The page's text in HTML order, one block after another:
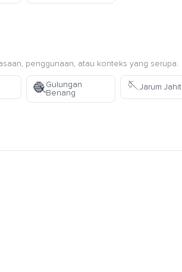
penggunaan, atau konteks yang serupa.
🧶Gulungan
Benang
🪡Jarum Jahit